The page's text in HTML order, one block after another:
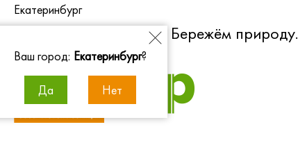
Екатеринбург
Ваш город: Екатеринбург?
Да Нет
Экономим энергию. Бережём природу.